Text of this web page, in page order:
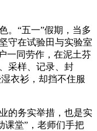
。“五一”假期，当多
守在试验田与实验室
一同劳作，在泥土芬
采样、记录、封
衣衫，却挡不住服
的务实举措，也是实
课堂”，老师们手把